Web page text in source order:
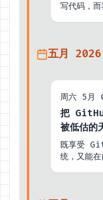
写代码，而
五月 2026
周六 5月
把
被低估的
既享受
统，又能